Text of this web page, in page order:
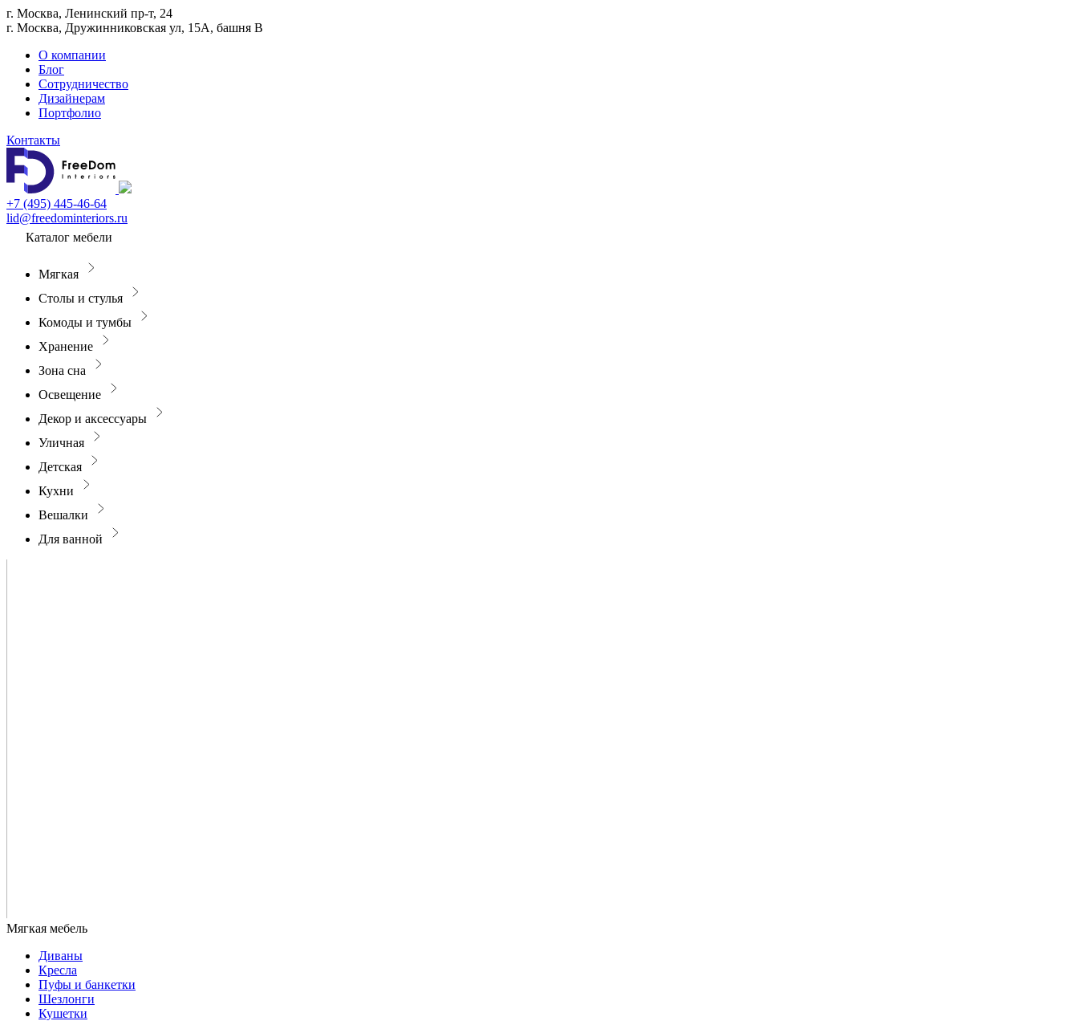
г. Москва, Ленинский пр-т, 24
г. Москва, Дружинниковская ул, 15А, башня В
О компании
Блог
Сотрудничество
Дизайнерам
Портфолио
Контакты
+7 (495) 445-46-64
lid@freedominteriors.ru
Каталог мебели
Мягкая
Столы и стулья
Комоды и тумбы
Хранение
Зона сна
Освещение
Декор и аксессуары
Уличная
Детская
Кухни
Вешалки
Для ванной
Диваны
Кресла
Пуфы и банкетки
Шезлонги
Кушетки